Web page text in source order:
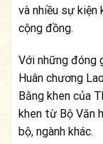
và nhiều sự kiện
cộng đồng.
Với những đóng
Huân chương
Bằng khen của
khen từ Bộ Văn
bộ, ngành khác.